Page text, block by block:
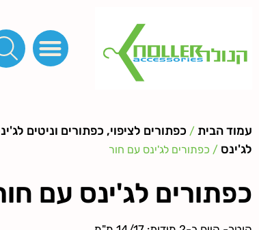
עמוד הבית / כפתורים לציפוי, כפתורים וניטים
לג'ינס / כפתורים לג'ינס עם חור
כפתורים לג'ינס עם